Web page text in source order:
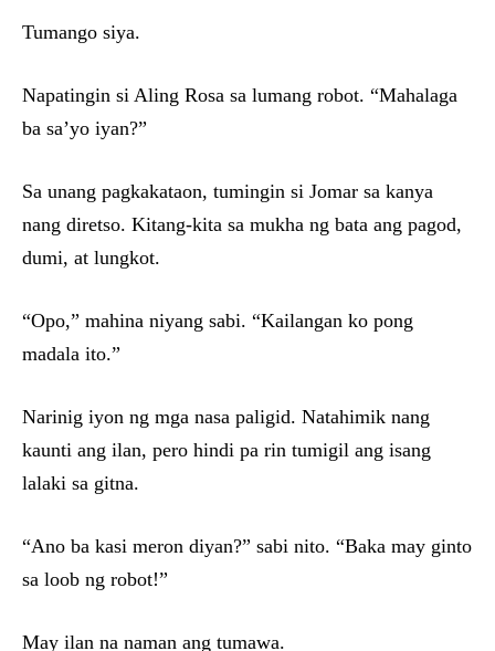
Tumango siya.
Napatingin si Aling Rosa sa lumang robot. “Mahalaga
ba sa’yo iyan?”
Sa unang pagkakataon, tumingin si Jomar sa kanya
nang diretso. Kitang-kita sa mukha ng bata ang pagod,
dumi, at lungkot.
“Opo,” mahina niyang sabi. “Kailangan ko pong
madala ito.”
Narinig iyon ng mga nasa paligid. Natahimik nang
kaunti ang ilan, pero hindi pa rin tumigil ang isang
lalaki sa gitna.
“Ano ba kasi meron diyan?” sabi nito. “Baka may ginto
sa loob ng robot!”
May ilan na naman ang tumawa.